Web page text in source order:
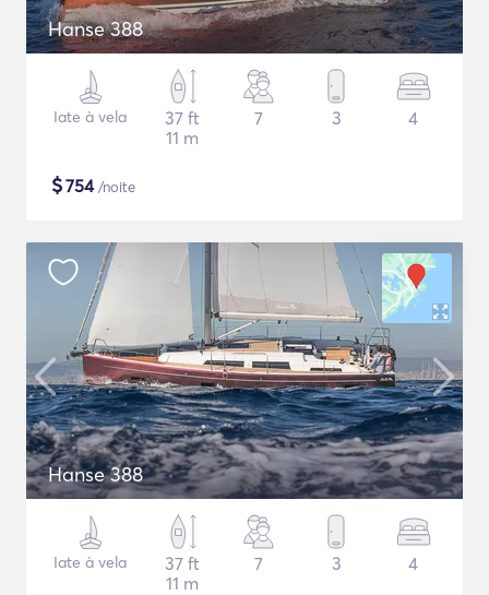
Hanse 388
Iate à vela
37 ft
11 m
7 3 4
$754/noite
Hanse 388
Iate à vela
37 ft
11 m
7 3 4